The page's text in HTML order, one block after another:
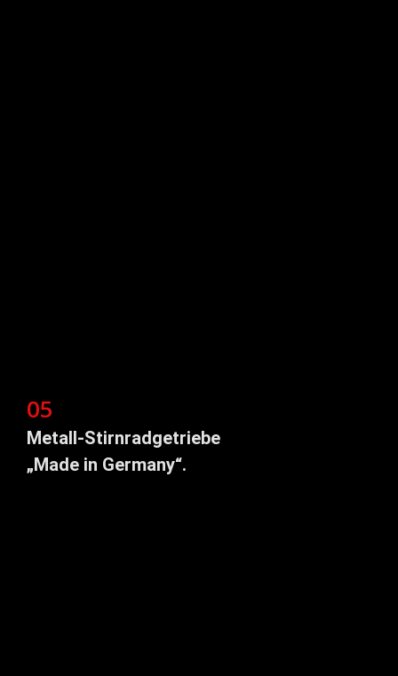
05
Metall-Stirnradgetriebe
„Made in Germany“.